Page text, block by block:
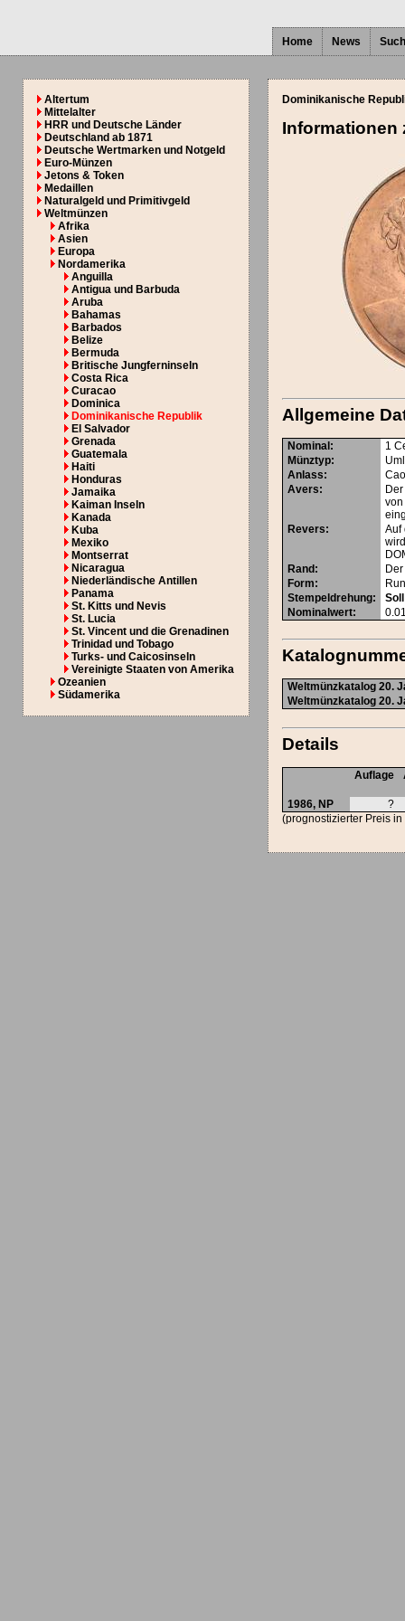
Home News
Altertum
Mittelalter
HRR und Deutsche Länder
Deutschland ab 1871
Deutsche Wertmarken und Notgeld
Euro-Münzen
Jetons & Token
Medaillen
Naturalgeld und Primitivgeld
Weltmünzen
Afrika
Asien
Europa
Nordamerika
Anguilla
Antigua und Barbuda
Aruba
Bahamas
Barbados
Belize
Bermuda
Britische Jungferninseln
Costa Rica
Curacao
Dominica
Dominikanische Republik
El Salvador
Grenada
Guatemala
Haiti
Honduras
Jamaika
Kaiman Inseln
Kanada
Kuba
Mexiko
Montserrat
Nicaragua
Niederländische Antillen
Panama
St. Kitts und Nevis
St. Lucia
St. Vincent und die Grenadinen
Trinidad und Tobago
Turks- und Caicosinseln
Vereinigte Staaten von Amerika
Ozeanien
Südamerika
Dominikanische
Informationen
Allgemeine
Nominal :
1
Münztyp:
Anlass:
Avers:
Revers:
Auf
Rand :
Form:
Stempeldrehung:
Nominalwert:
Weltmünzkatalog 20.
Weltmünzkatalog 20.
Details
Auflage
1986, NP
?
(prognostizierter Preis